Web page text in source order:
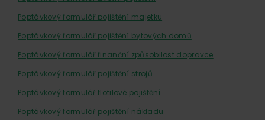
Poptávkový formulář pojištění majetku
Poptávkový formulář pojištění bytových domů
Poptávkový formulář finanční způsobilost dopravce
Poptávkový formulář pojištění strojů
Poptávkový formulář flotilové pojištění
Poptávkový formulář pojištění nákladu